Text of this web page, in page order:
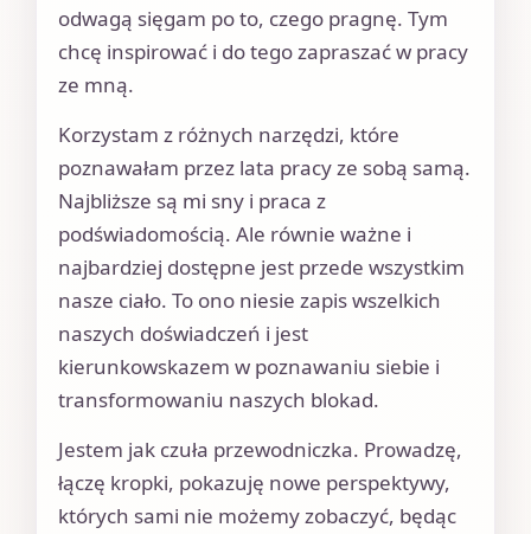
odwagą sięgam po to, czego pragnę. Tym
chcę inspirować i do tego zapraszać w pracy
ze mną.
Korzystam z różnych narzędzi, które
poznawałam przez lata pracy ze sobą samą.
Najbliższe są mi sny i praca z
podświadomością. Ale równie ważne i
najbardziej dostępne jest przede wszystkim
nasze ciało. To ono niesie zapis wszelkich
naszych doświadczeń i jest
kierunkowskazem w poznawaniu siebie i
transformowaniu naszych blokad.
Jestem jak czuła przewodniczka. Prowadzę,
łączę kropki, pokazuję nowe perspektywy,
których sami nie możemy zobaczyć, będąc